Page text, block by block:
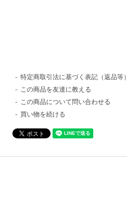
特定商取引法に基づく表記（返品等）
この商品を友達に教える
この商品について問い合わせる
買い物を続ける